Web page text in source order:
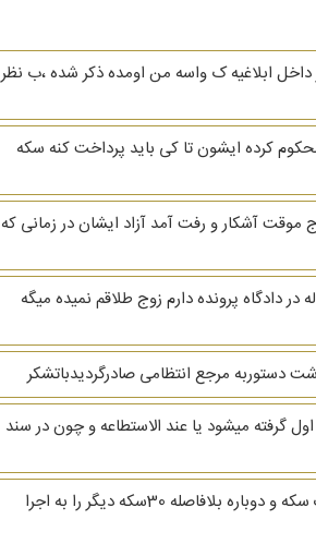
داخل ابلاغیه ک واسه من اومده ذکر شده ،ب نظر
کردم و دادگاه رای نهایی و قطعی و صادر کرده و آقارو به پرداخت مهریم که ۵ سکه هست محکوم کرده ایشون تا کی باید پرداخت کنه سکه
موقت آشکار و رفت آمد آزاد ایشان در زمانی که
یک دختر 26ساله ناراحتی قلبی پیدا کردم هر بار دادخواست طلاقم رد میشه باید برم بیمارستان برای قلبم.حدودا 3ساله در دادگاه پرونده دارم زوج طلاقم نمیده میگه
مرجع انتظامی صادرگردیدباتشکر
عندالمطالبه اول گرفته میشود یا عند الاستطاعه و چون در سند
سلام.سلام.جواب همه رو میدهید الا من.زوجه 10سکه را به اجرا گذاشت و بنده دادخواست اعسار داده ام و 3سکه پیش و هر 6ماه یک سکه و دوباره بلافاصله 30سکه دیگر را به اجرا